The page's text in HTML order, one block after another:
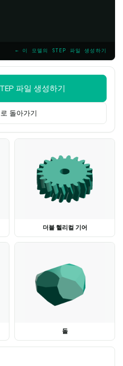
← 이 모델의 STEP 파일 생성하기
파일 생성하기
돌아가기
더블 헬리컬 기어
돌